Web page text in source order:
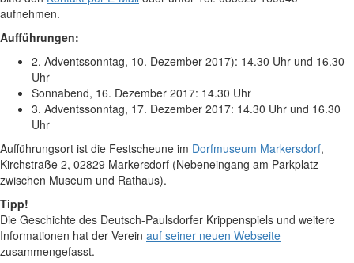
aufnehmen.
Aufführungen:
2. Adventssonntag, 10. Dezember 2017): 14.30 Uhr und 16.30
Uhr
Sonnabend, 16. Dezember 2017: 14.30 Uhr
3. Adventssonntag, 17. Dezember 2017: 14.30 Uhr und 16.30
Uhr
Aufführungsort ist die Festscheune im Dorfmuseum Markersdorf,
Kirchstraße 2, 02829 Markersdorf (Nebeneingang am Parkplatz
zwischen Museum und Rathaus).
Tipp!
Die Geschichte des Deutsch-Paulsdorfer Krippenspiels und weitere
Informationen hat der Verein auf seiner neuen Webseite
zusammengefasst.